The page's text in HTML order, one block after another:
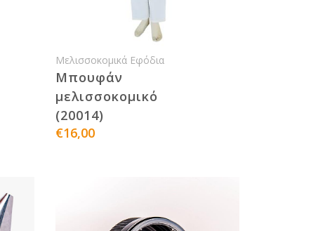
Μελισσοκομικά Εφόδια
Μπουφάν
μελισσοκομικό
(20014)
€16,00